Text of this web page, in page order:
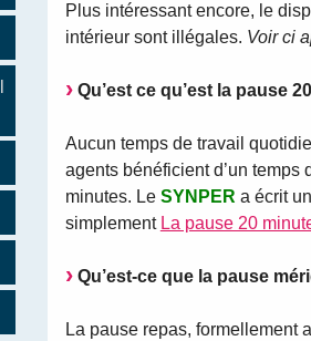
Plus intéressant encore, le
intérieur sont illégales. Voir ci
Qu’est ce qu’est la pause
Aucun temps de travail
agents bénéficient d’un temps
minutes. Le SYNPER a écrit
simplement La pause 20
Qu’est-ce que la pause
La pause repas, formellement